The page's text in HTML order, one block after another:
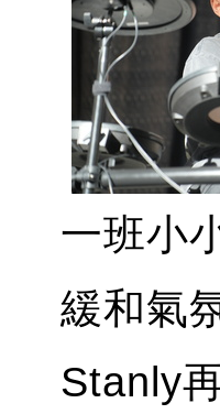
一班小
緩和氣
Stanly